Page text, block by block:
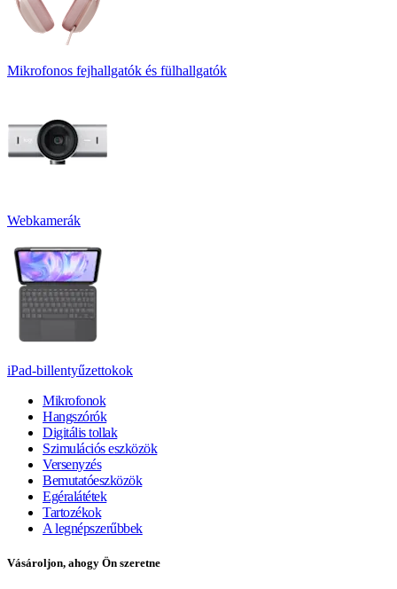
Mikrofonos fejhallgatók és fülhallgatók
Webkamerák
iPad-billentyűzettokok
Mikrofonok
Hangszórók
Digitális tollak
Szimulációs eszközök
Versenyzés
Bemutatóeszközök
Egéralátétek
Tartozékok
A legnépszerűbbek
Vásároljon, ahogy Ön szeretne